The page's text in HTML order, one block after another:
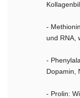
-
und RNA,
-
Dopamin,
- Prolin: